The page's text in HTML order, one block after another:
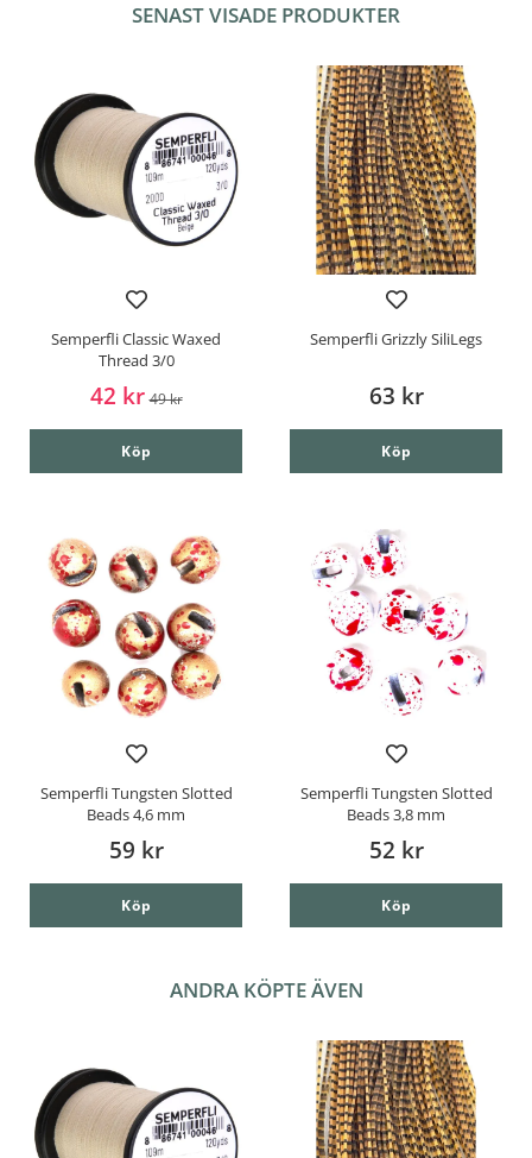
SENAST VISADE PRODUKTER
Semperfli Classic Waxed
Thread 3/0
42 kr 49 kr
Köp
Semperfli Grizzly SiliLegs
63 kr
Köp
Semperfli Tungsten Slotted
Beads 4,6 mm
59 kr
Köp
Semperfli Tungsten Slotted
Beads 3,8 mm
52 kr
Köp
ANDRA KÖPTE ÄVEN